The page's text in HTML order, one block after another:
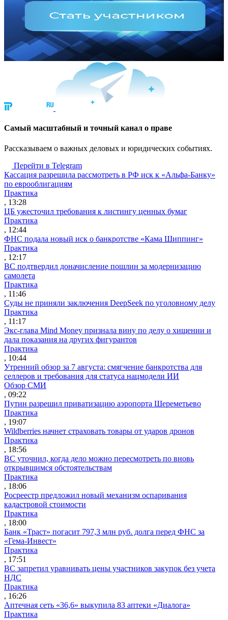
Cамый масштабный и точный канал о праве
Рассказываем о важных деловых и юридических событиях.
Перейти в Telegram
Кассация разрешила рассмотреть в РФ иск к «Альфа-Банку»
по еврооблигациям
Практика
, 13:28
ЦБ ужесточил требования к листингу ценных бумаг
Практика
, 12:44
ФНС подала новый иск о банкротстве «Кама Шиппинг»
Практика
, 12:17
ВС подтвердил доначисление пошлин за модернизацию
самолета
Практика
, 11:46
Суды не приняли заключения DeepSeek по уголовному делу
Практика
, 11:17
Экс-глава Mind Money признала вину по делу о хищении и
дала показания на других фигурантов
Практика
, 10:44
Утренний обзор за 7 августа: смягчение банкротства для
селлеров и требования для статуса нацмодели ИИ
Обзор СМИ
, 09:22
Путин разрешил приватизацию аэропорта Шереметьево
Практика
, 19:07
Wildberries начнет страховать товары от ударов дронов
Практика
, 18:56
ВС уточнил, когда дело можно пересмотреть по вновь
открывшимся обстоятельствам
Практика
, 18:06
Росреестр предложил новый механизм оспаривания
кадастровой стоимости
Практика
, 18:00
Банк «Траст» погасит 797,3 млн руб. долга перед ФНС за
«Гема-Инвест»
Практика
, 17:51
ВС запретил уравнивать цены участников закупок без учета
НДС
Практика
, 16:26
Аптечная сеть «36,6» выкупила 83 аптеки «Диалога»
Практика